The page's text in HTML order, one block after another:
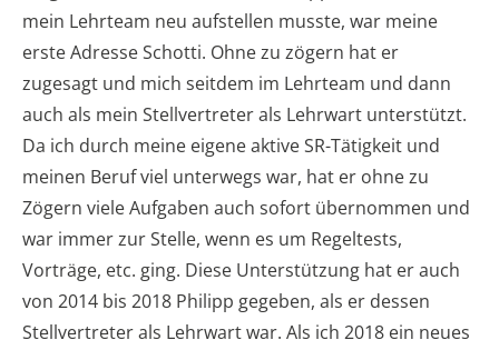
mein Lehrteam neu aufstellen musste, war meine
erste Adresse Schotti. Ohne zu zögern hat er
zugesagt und mich seitdem im Lehrteam und dann
auch als mein Stellvertreter als Lehrwart unterstützt.
Da ich durch meine eigene aktive SR-Tätigkeit und
meinen Beruf viel unterwegs war, hat er ohne zu
Zögern viele Aufgaben auch sofort übernommen und
war immer zur Stelle, wenn es um Regeltests,
Vorträge, etc. ging. Diese Unterstützung hat er auch
von 2014 bis 2018 Philipp gegeben, als er dessen
Stellvertreter als Lehrwart war. Als ich 2018 ein neues